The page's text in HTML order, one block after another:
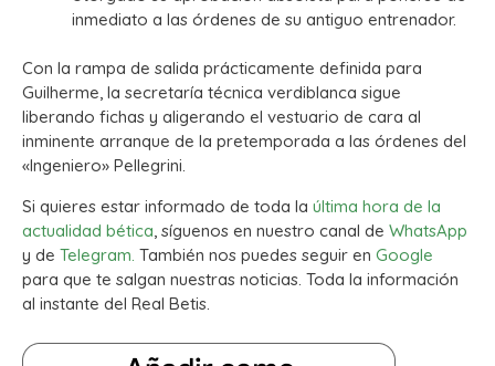
inmediato a las órdenes de su antiguo entrenador.
Con la rampa de salida prácticamente definida para
Guilherme, la secretaría técnica verdiblanca sigue
liberando fichas y aligerando el vestuario de cara al
inminente arranque de la pretemporada a las órdenes del
«Ingeniero» Pellegrini.
Si quieres estar informado de toda la última hora de la
actualidad bética, síguenos en nuestro canal de WhatsApp
y de Telegram. También nos puedes seguir en Google
para que te salgan nuestras noticias. Toda la información
al instante del Real Betis.